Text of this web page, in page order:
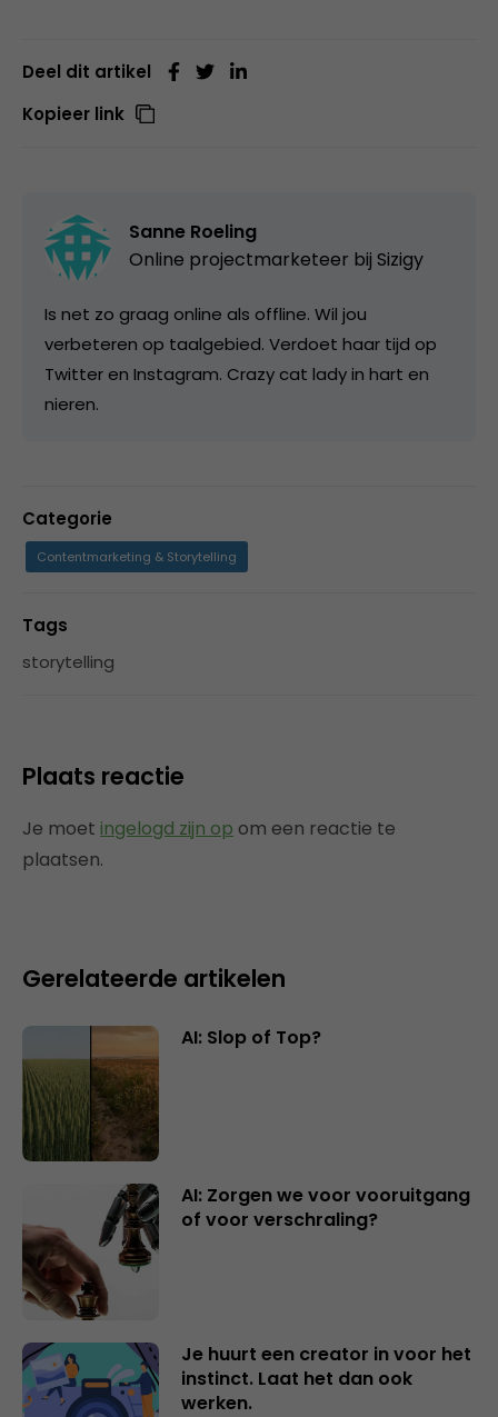
Deel dit artikel
Kopieer link
Sanne Roeling
Online projectmarketeer bij Sizigy
Is net zo graag online als offline. Wil jou
verbeteren op taalgebied. Verdoet haar tijd op
Twitter en Instagram. Crazy cat lady in hart en
nieren.
Categorie
Contentmarketing & Storytelling
Tags
storytelling
Plaats reactie
Je moet ingelogd zijn op om een reactie te
plaatsen.
Gerelateerde artikelen
AI: Slop of Top?
AI: Zorgen we voor vooruitgang
of voor verschraling?
Je huurt een creator in voor het
instinct. Laat het dan ook
werken.